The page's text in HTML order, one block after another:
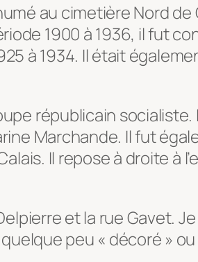
au cimetière Nord de
1900 à 1936, il fut
à 1934. Il était
républicain
Marchande. Il fut
Il repose à droite à
et la rue Gavet.
peu « décoré »